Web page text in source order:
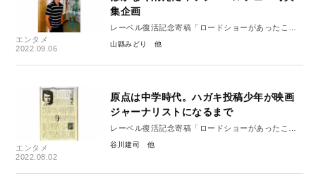
エンタメ
2022.09.06
集企画
レーベル復活記念寄稿「ロードショーがあったこ
ろ」16
山縣みどり
エンタメ
2022.08.02
原点は中学時代。ハガキ投稿少年が映画
ジャーナリストになるまで
レーベル復活記念寄稿「ロードショーがあったこ
ろ」 15
谷川建司